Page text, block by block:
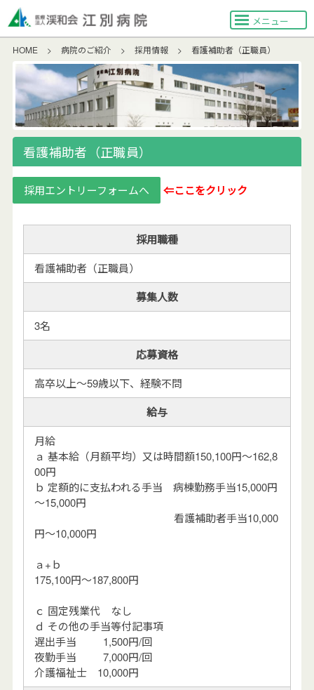
メニュー
HOME > 病院のご紹介 > 採用情報 > 看護補助者（正職員）
看護補助者（正職員）
採用エントリーフォームへ ⇐ここをクリック
採用職種
看護補助者（正職員）
募集人数
3名
応募資格
高卒以上～59歳以下、経験不問
給与
月給
ａ 基本給（月額平均）又は時間額150,100円～162,8
00円
ｂ 定額的に支払われる手当 病棟勤務手当15,000円
～15,000円
看護補助者手当10,000
円～10,000円
ａ+ｂ
175,100円～187,800円
ｃ 固定残業代 なし
ｄ その他の手当等付記事項
遅出手当
1,500円/回
夜勤手当
7,000円/回
介護福祉士 10,000円